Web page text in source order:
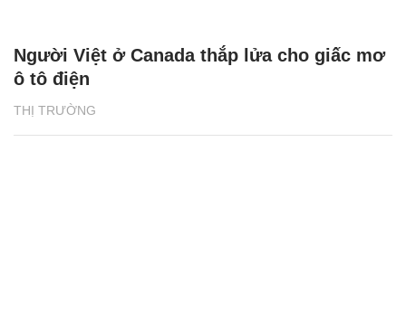
THỊ TRƯỜNG
Người Việt ở Canada thắp lửa cho giấc mơ
ô tô điện